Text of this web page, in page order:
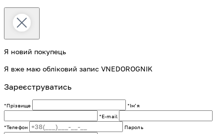
Я новий покупець
Я вже маю обліковий запис VNEDOROGNIK
Зареєструватись
*Прізвище
*Імʼя
*E-mail
*Телефон
Пароль